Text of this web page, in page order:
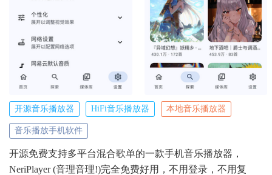
开源音乐播放器 HiFi音乐播放器 本地音乐播放器
音乐播放手机软件
开源免费支持多平台混合歌单的一款手机音乐播放器，
NeriPlayer (音理音理!)完全免费好用，不用登录，不用复